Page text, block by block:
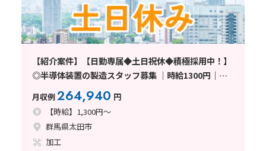
【紹介案件】【日勤専属◆土日祝休◆積極採用中！】
◎半導体装置の製造スタッフ募集 ｜時給1300円｜即
日面接OK｜未経験歓迎 ｜食堂・駐車場完備 ｜未経験
から始められる半導体業界《群
月収例264,940 円
【時給】1,300円～
群馬県太田市
加工